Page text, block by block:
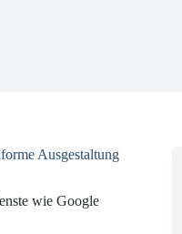
Ausgestaltung
wie Google